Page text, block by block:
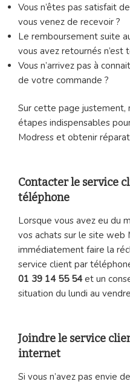
Vous n’êtes pas satisfait
vous venez de recevoir ?
Le remboursement suite
vous avez retournés n’est
Vous n’arrivez pas à
de votre commande ?
Sur cette page justement,
étapes indispensables
Modress et obtenir
Contacter le service
téléphone
Lorsque vous avez eu du
vos achats sur le site web
immédiatement faire la
service client par
01 39 14 55 54et un
situation du lundi au
Joindre le service
internet
Si vous n’avez pas envie